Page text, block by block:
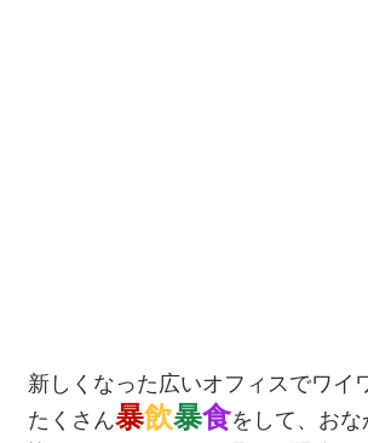
新しくなった広いオフィスでワイ
たくさん暴飲暴食をして、お